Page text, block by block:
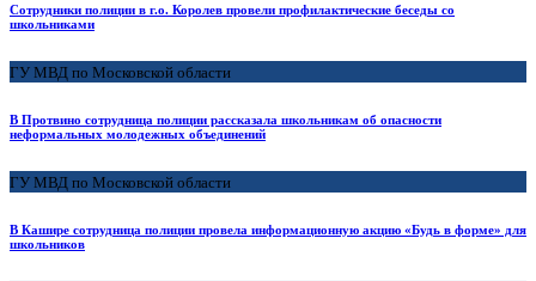
Сотрудники полиции в г.о. Королев провели профилактические беседы со
школьниками
ГУ МВД по Московской области
В Протвино сотрудница полиции рассказала школьникам об опасности
неформальных молодежных объединений
ГУ МВД по Московской области
В Кашире сотрудница полиции провела информационную акцию «Будь в форме» для
школьников